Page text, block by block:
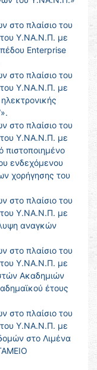
στο πλαίσιο του
Υ.ΝΑ.Ν.Π. με
Enterprise
στο πλαίσιο του
Υ.ΝΑ.Ν.Π. με
στο πλαίσιο του
Υ.ΝΑ.Ν.Π. με
πιστοποιημένο
ενδεχόμενου
χορήγησης του
στο πλαίσιο του
Υ.ΝΑ.Ν.Π. με
αναγκών
στο πλαίσιο του
Υ.ΝΑ.Ν.Π. με
Ακαδημιών
έτους
στο πλαίσιο του
Υ.ΝΑ.Ν.Π. με
στο Λιμένα